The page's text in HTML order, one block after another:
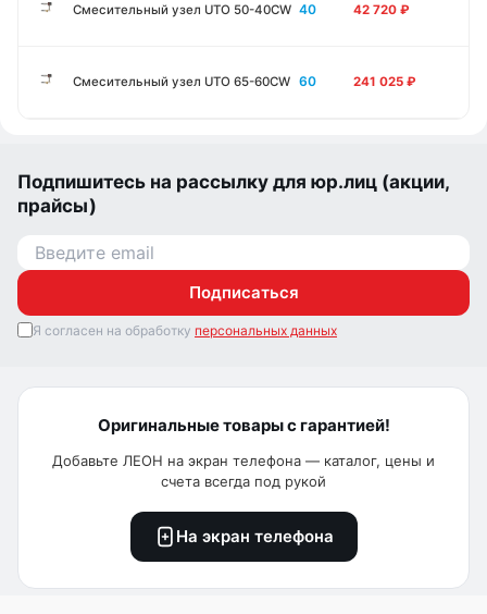
Смесительный узел UTO 50-40CW 40 42 720 ₽
Смесительный узел UTO 65-60CW 60 241 025 ₽
Подпишитесь на рассылку для юр.лиц (акции,
прайсы)
Подписаться
Я согласен на обработку персональных данных
Оригинальные товары с гарантией!
Добавьте ЛЕОН на экран телефона — каталог, цены и
счета всегда под рукой
На экран телефона